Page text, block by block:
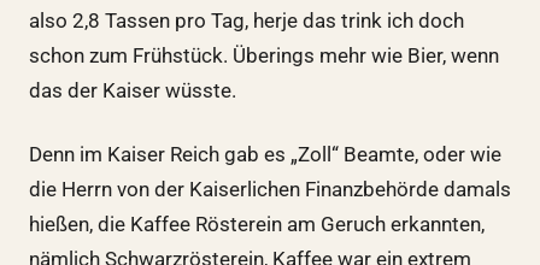
also 2,8 Tassen pro Tag, herje das trink ich doch
schon zum Frühstück. Überings mehr wie Bier, wenn
das der Kaiser wüsste.
Denn im Kaiser Reich gab es „Zoll“ Beamte, oder wie
die Herrn von der Kaiserlichen Finanzbehörde damals
hießen, die Kaffee Rösterein am Geruch erkannten,
nämlich Schwarzrösterein, Kaffee war ein extrem